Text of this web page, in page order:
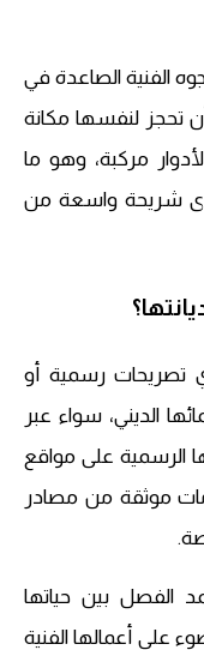
الفنية الصاعدة في
أن تحجز لنفسها مكانة
مركبة، وهو ما
شريحة واسعة من
تصريحات رسمية أو
الديني، سواء عبر
الرسمية على مواقع
موثقة من مصادر
الفصل بين حياتها
على أعمالها الفنية